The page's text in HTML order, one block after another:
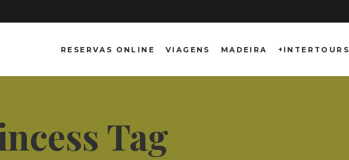
RESERVAS ONLINE VIAGENS MADEIRA +INTERTOURS
Tag